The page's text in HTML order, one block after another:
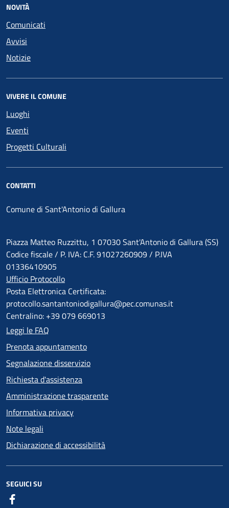
NOVITÀ
Comunicati
Avvisi
Notizie
VIVERE IL COMUNE
Luoghi
Eventi
Progetti Culturali
CONTATTI
Comune di Sant'Antonio di Gallura
Piazza Matteo Ruzzittu, 1 07030 Sant'Antonio di Gallura (SS)
Codice fiscale / P. IVA: C.F. 91027260909 / P.IVA
01336410905
Ufficio Protocollo
Posta Elettronica Certificata:
protocollo.santantoniodigallura@pec.comunas.it
Centralino: +39 079 669013
Leggi le FAQ
Prenota appuntamento
Segnalazione disservizio
Richiesta d'assistenza
Amministrazione trasparente
Informativa privacy
Note legali
Dichiarazione di accessibilità
SEGUICI SU